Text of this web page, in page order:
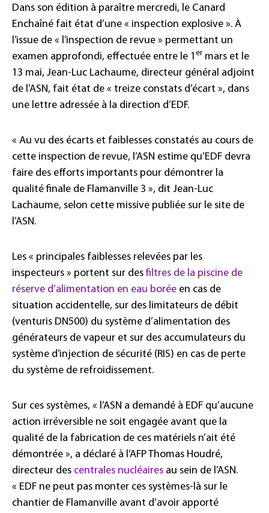
Dans son édition à paraître mercredi, le Canard
Enchaîné fait état d’une « inspection explosive ». À
l’issue de « l’inspection de revue » permettant un
examen approfondi, effectuée entre le 1 er mars et le
13 mai, Jean-Luc Lachaume, directeur général adjoint
de l’ASN, fait état de « treize constats d’écart », dans
une lettre adressée à la direction d’EDF.
« Au vu des écarts et faiblesses constatés au cours de
cette inspection de revue, l’ASN estime qu’EDF devra
faire des efforts importants pour démontrer la
qualité finale de Flamanville 3 », dit Jean-Luc
Lachaume, selon cette missive publiée sur le site de
l’ASN.
Les « principales faiblesses relevées par les
inspecteurs » portent sur desfiltres de la piscine de
réserve d’alimentation en eau borée en cas de
situation accidentelle, sur des limitateurs de débit
(venturis DN500) du système d’alimentation des
générateurs de vapeur et sur des accumulateurs du
système d’injection de sécurité (RIS) en cas de perte
du système de refroidissement.
Sur ces systèmes, « l’ASN a demandé à EDF qu’aucune
action irréversible ne soit engagée avant que la
qualité de la fabrication de ces matériels n’ait été
démontrée », a déclaré à l’AFP Thomas Houdré,
directeur des centrales nucléaires au sein de l’ASN.
« EDF ne peut pas monter ces systèmes-là sur le
chantier de Flamanville avant d’avoir apporté